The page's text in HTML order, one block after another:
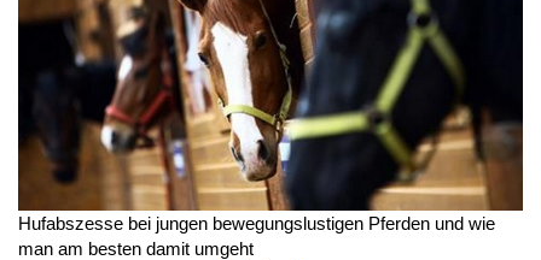
Hufabszesse bei jungen bewegungslustigen Pferden und wie
man am besten damit umgeht